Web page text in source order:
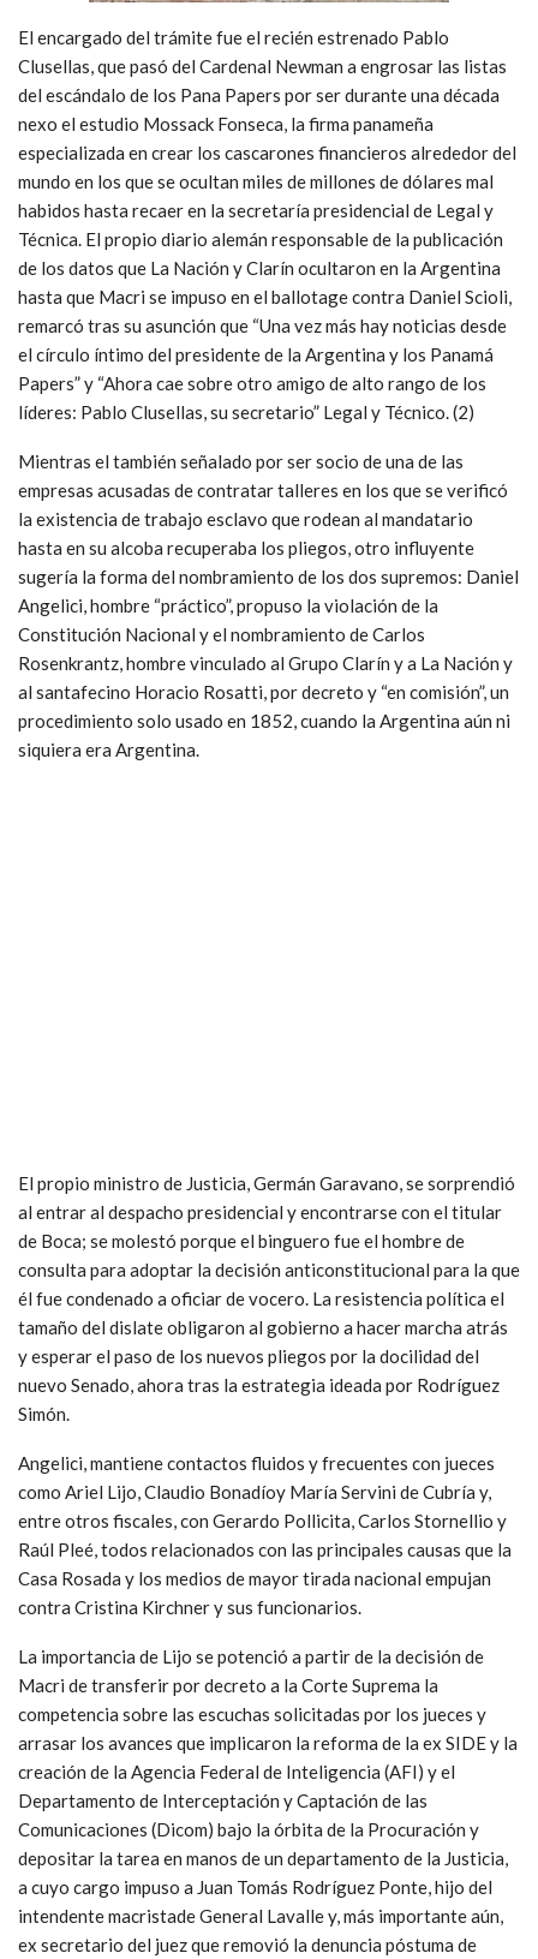
El encargado del trámite fue el recién estrenado Pablo
Clusellas, que pasó del Cardenal Newman a engrosar las listas
del escándalo de los Pana Papers por ser durante una década
nexo el estudio Mossack Fonseca, la firma panameña
especializada en crear los cascarones financieros alrededor del
mundo en los que se ocultan miles de millones de dólares mal
habidos hasta recaer en la secretaría presidencial de Legal y
Técnica. El propio diario alemán responsable de la publicación
de los datos que La Nación y Clarín ocultaron en la Argentina
hasta que Macri se impuso en el ballotage contra Daniel Scioli,
remarcó tras su asunción que “Una vez más hay noticias desde
el círculo íntimo del presidente de la Argentina y los Panamá
Papers” y “Ahora cae sobre otro amigo de alto rango de los
líderes: Pablo Clusellas, su secretario” Legal y Técnico. (2)
Mientras el también señalado por ser socio de una de las
empresas acusadas de contratar talleres en los que se verificó
la existencia de trabajo esclavo que rodean al mandatario
hasta en su alcoba recuperaba los pliegos, otro influyente
sugería la forma del nombramiento de los dos supremos: Daniel
Angelici, hombre “práctico”, propuso la violación de la
Constitución Nacional y el nombramiento de Carlos
Rosenkrantz, hombre vinculado al Grupo Clarín y a La Nación y
al santafecino Horacio Rosatti, por decreto y “en comisión”, un
procedimiento solo usado en 1852, cuando la Argentina aún ni
siquiera era Argentina.
El propio ministro de Justicia, Germán Garavano, se sorprendió
al entrar al despacho presidencial y encontrarse con el titular
de Boca; se molestó porque el binguero fue el hombre de
consulta para adoptar la decisión anticonstitucional para la que
él fue condenado a oficiar de vocero. La resistencia política el
tamaño del dislate obligaron al gobierno a hacer marcha atrás
y esperar el paso de los nuevos pliegos por la docilidad del
nuevo Senado, ahora tras la estrategia ideada por Rodríguez
Simón.
Angelici, mantiene contactos fluidos y frecuentes con jueces
como Ariel Lijo, Claudio Bonadíoy María Servini de Cubría y,
entre otros fiscales, con Gerardo Pollicita, Carlos Stornellio y
Raúl Pleé, todos relacionados con las principales causas que la
Casa Rosada y los medios de mayor tirada nacional empujan
contra Cristina Kirchner y sus funcionarios.
La importancia de Lijo se potenció a partir de la decisión de
Macri de transferir por decreto a la Corte Suprema la
competencia sobre las escuchas solicitadas por los jueces y
arrasar los avances que implicaron la reforma de la ex SIDE y la
creación de la Agencia Federal de Inteligencia (AFI) y el
Departamento de Interceptación y Captación de las
Comunicaciones (Dicom) bajo la órbita de la Procuración y
depositar la tarea en manos de un departamento de la Justicia,
a cuyo cargo impuso a Juan Tomás Rodríguez Ponte, hijo del
intendente macristade General Lavalle y, más importante aún,
ex secretario del juez que removió la denuncia póstuma de